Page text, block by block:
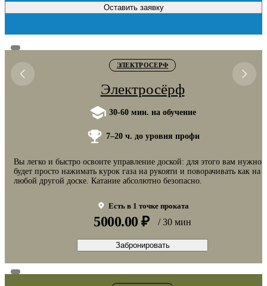
Оставить заявку
ЭЛЕКТРОСЕРФ
Электросёрф
30-60 мин. на обучение
7–20 ч. до уровня профи
Вы легко и быстро освоите управление доской: для этого вам нужно
будет просто нажимать курок газа на рукояти и поворачивать как на
любой другой доске. Катание абсолютно безопасно.
Есть в 1 точке проката
5000.00 ₽ / 30 мин
Забронировать